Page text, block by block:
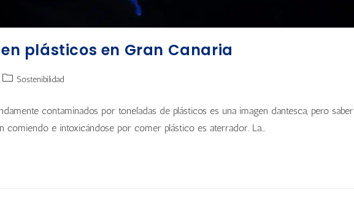
plásticos en Gran Canaria
Sostenibilidad
contaminados por toneladas de plásticos es una imagen dantesca, pero saber
comiendo e intoxicándose por comer plástico es aterrador. La…